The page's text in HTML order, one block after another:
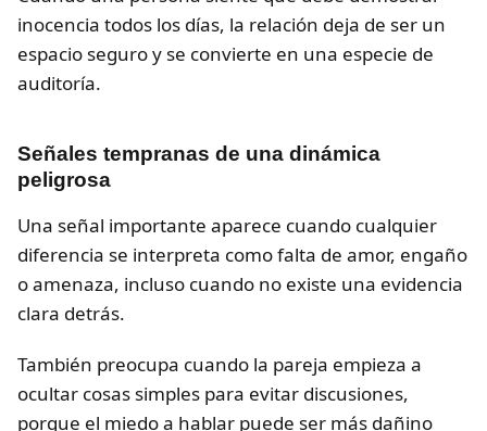
inocencia todos los días, la relación deja de ser un
espacio seguro y se convierte en una especie de
auditoría.
Señales tempranas de una dinámica
peligrosa
Una señal importante aparece cuando cualquier
diferencia se interpreta como falta de amor, engaño
o amenaza, incluso cuando no existe una evidencia
clara detrás.
También preocupa cuando la pareja empieza a
ocultar cosas simples para evitar discusiones,
porque el miedo a hablar puede ser más dañino